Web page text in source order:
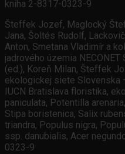
kniha 2-8317-0323-9
Šteffek Jozef, Maglocký
Jana, Šoltés Rudolf,
Anton, Smetana Vladimír a
jadrového územia
(ed.), Koreň Milan, Šteffek
ekologickej siete Slovenska
IUCN Bratislava floristika,
paniculata, Potentilla
Stipa boristenica, Salix
triandra, Populus nigra,
ssp. danubialis, Acer
0323-9